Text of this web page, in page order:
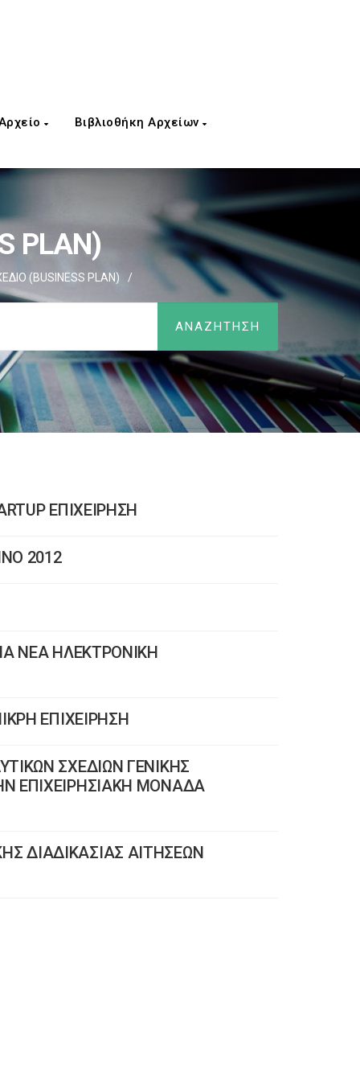
Βιβλιοθήκη Αρχείων
PLAN)
(BUSINESS PLAN) /
ΕΠΙΧΕΙΡΗΣΗ
2012
ΝΕΑ ΗΛΕΚΤΡΟΝΙΚΗ
ΕΠΙΧΕΙΡΗΣΗ
ΣΧΕΔΙΩΝ ΓΕΝΙΚΗΣ
ΕΠΙΧΕΙΡΗΣΙΑΚΗ ΜΟΝΑΔΑ
ΔΙΑΔΙΚΑΣΙΑΣ ΑΙΤΗΣΕΩΝ